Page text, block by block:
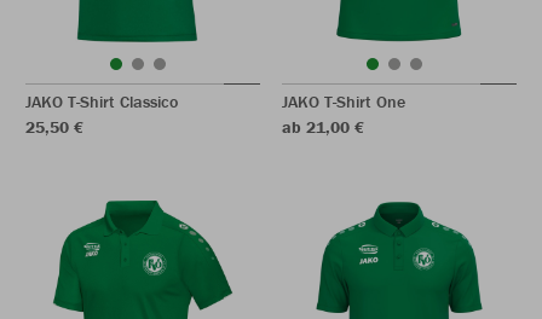
JAKO T-Shirt Classico
25,50 €
JAKO T-Shirt One
ab 21,00 €